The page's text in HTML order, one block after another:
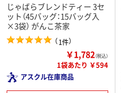
じゃばらブレンドティー 3セ
ット（45バッグ：15バッグ入
×3袋） がんこ茶家
（1件）
￥1,782（税込）
1袋あたり ￥594
アスクル在庫商品